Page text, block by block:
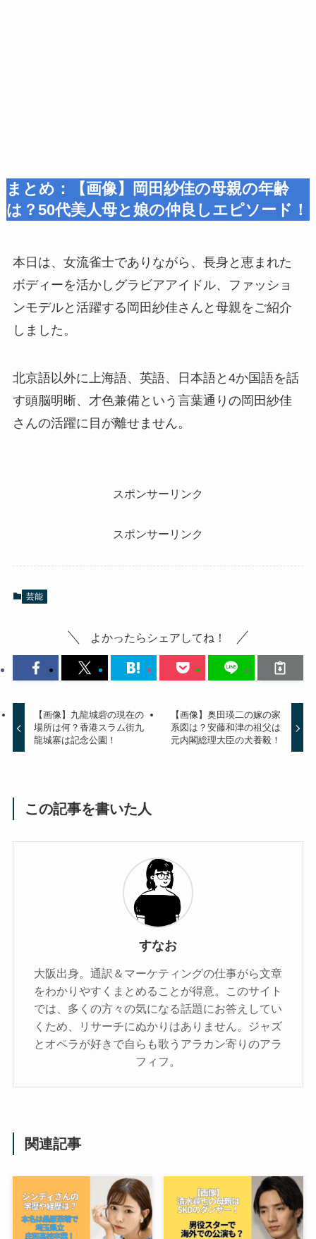
まとめ：【画像】岡田紗佳の母親の年齢
は？50代美人母と娘の仲良しエピソード！
本日は、女流雀士でありながら、長身と恵まれた
ボディーを活かしグラビアアイドル、ファッショ
ンモデルと活躍する岡田紗佳さんと母親をご紹介
しました。
北京語以外に上海語、英語、日本語と4か国語を話
す頭脳明晰、才色兼備という言葉通りの岡田紗佳
さんの活躍に目が離せません。
スポンサーリンク
スポンサーリンク
芸能
よかったらシェアしてね！
【画像】九龍城砦の現在の
場所は何？香港スラム街九
龍城寨は記念公園！
【画像】奥田瑛二の嫁の家
系図は？安藤和津の祖父は
元内閣総理大臣の犬養毅！
この記事を書いた人
すなお
大阪出身。通訳＆マーケティングの仕事がら文章
をわかりやすくまとめることが得意。このサイト
では、多くの方々の気になる話題にお答えしてい
くため、リサーチにぬかりはありません。ジャズ
とオペラが好きで自らも歌うアラカン寄りのアラ
フィフ。
関連記事